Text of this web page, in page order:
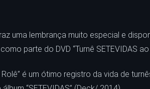
uma lembrança muito especial e
parte do DVD “Turnê SETEVIDAS
é um ótimo registro da vida de